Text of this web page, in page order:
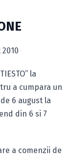
la
a cumpara un
6 august la
din 6 si 7
a comenzii de